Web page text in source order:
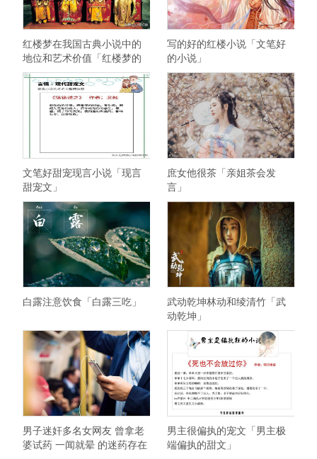
红楼梦在我国古典小说中的
地位和艺术价值「红楼梦的
思想价值」
写的好的红楼小说「文笔好
的小说」
文笔好甜宠现言小说「现言
甜宠文」
庶女他很茶「亲姐茶会发
言」
白露注意饮食「白露三吃」
武动乾坤林动和绫清竹「武
动乾坤」
男子迷奸多名女网友 曾拿老
婆试药 一闻就晕 的迷药存在
男主很偏执的宠文「男主极
端偏执的甜文」